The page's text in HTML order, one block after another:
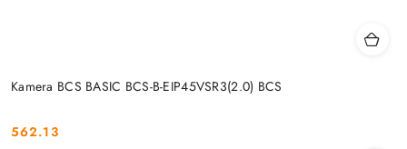
Kamera BCS BASIC BCS-B-EIP45VSR3(2.0) BCS
Cena:
562.13